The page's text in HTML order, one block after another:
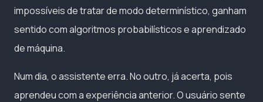
impossíveis de tratar de modo determinístico, ganham
sentido com algoritmos probabilísticos e aprendizado
de máquina.
Num dia, o assistente erra. No outro, já acerta, pois
aprendeu com a experiência anterior. O usuário sente